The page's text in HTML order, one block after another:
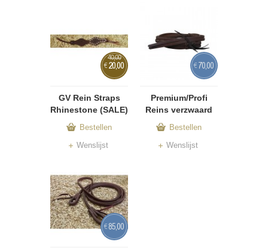
GV Rein Straps
Rhinestone (SALE)
40,00
€20,00
Bestellen
Wenslijst
Premium/Profi
Reins verzwaard
€70,00
Bestellen
Wenslijst
€85,00